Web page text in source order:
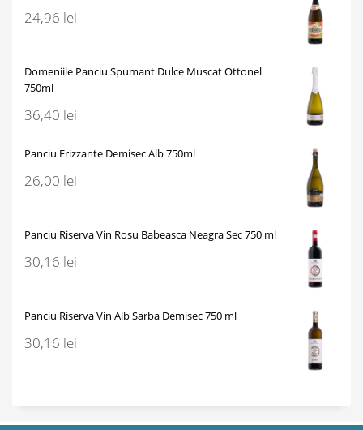
24,96 lei
Domeniile Panciu Spumant Dulce Muscat Ottonel
750ml
36,40 lei
Panciu Frizzante Demisec Alb 750ml
26,00 lei
Panciu Riserva Vin Rosu Babeasca Neagra Sec 750 ml
30,16 lei
Panciu Riserva Vin Alb Sarba Demisec 750 ml
30,16 lei